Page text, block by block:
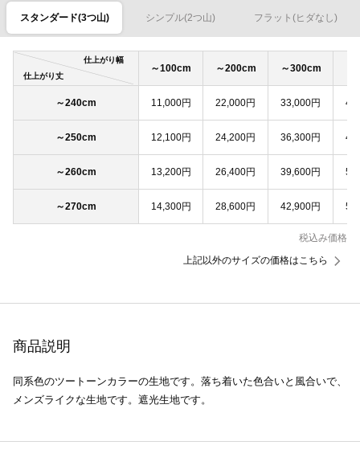
スタンダード(3つ山) シンプル(2つ山) フラット(ヒダなし)
仕上がり幅
仕上がり丈
～100cm ～200cm ～300cm
～240cm 11,000円 22,000円 33,000円
～250cm 12,100円 24,200円 36,300円
～260cm 13,200円 26,400円 39,600円
～270cm 14,300円 28,600円 42,900円
税込み価格
上記以外のサイズの価格はこちら
商品説明
同系色のツートーンカラーの生地です。落ち着いた色合いと風合いで、
メンズライクな生地です。遮光生地です。